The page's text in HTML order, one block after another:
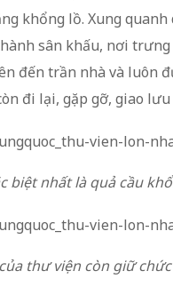
khổng lồ. Xung quanh
sân khấu, nơi trưng
đến trần nhà và luôn
đi lại, gặp gỡ, giao
biệt nhất là quả cầu
thư viện còn giữ